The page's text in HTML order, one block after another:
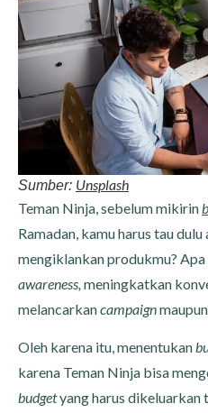
Sumber: Unsplash
Teman Ninja, sebelum mikirin
Ramadan, kamu harus tau
mengiklankan produkmu?
awareness, meningkatkan
melancarkancampaign
Oleh karena itu, menentukan
karena Teman Ninja bisa
budgetyang harus dikeluarkan